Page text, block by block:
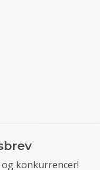
konkurrencer!